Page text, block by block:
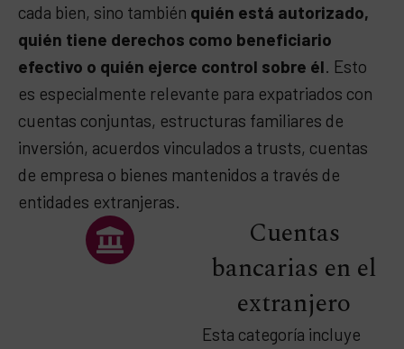
cada bien, sino también quién está autorizado,
quién tiene derechos como beneficiario
efectivo o quién ejerce control sobre él. Esto
es especialmente relevante para expatriados con
cuentas conjuntas, estructuras familiares de
inversión, acuerdos vinculados a trusts, cuentas
de empresa o bienes mantenidos a través de
entidades extranjeras.
Cuentas
bancarias en el
extranjero
Esta categoría incluye